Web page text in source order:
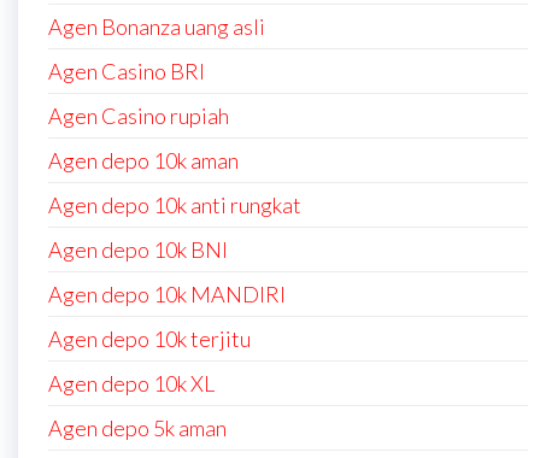
Agen Bonanza uang asli
Agen Casino BRI
Agen Casino rupiah
Agen depo 10k aman
Agen depo 10k anti rungkat
Agen depo 10k BNI
Agen depo 10k MANDIRI
Agen depo 10k terjitu
Agen depo 10k XL
Agen depo 5k aman